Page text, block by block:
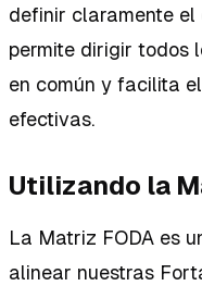
definir claramente el
permite dirigir todos
en común y facilita
efectivas.
Utilizando la
La Matriz FODA es
alinear nuestras